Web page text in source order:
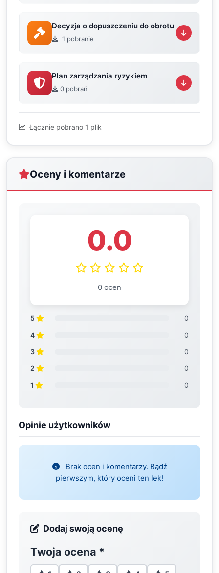
Decyzja o dopuszczeniu do obrotu
1 pobranie
Plan zarządzania ryzykiem
0 pobrań
Łącznie pobrano 1 plik
Oceny i komentarze
0.0
0 ocen
5
0
4
0
3
0
2
0
1
0
Opinie użytkowników
Brak ocen i komentarzy. Bądź
pierwszym, który oceni ten lek!
Dodaj swoją ocenę
Twoja ocena *